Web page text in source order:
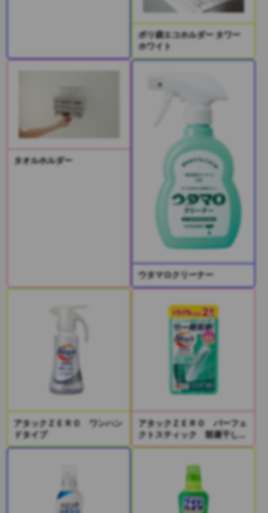
ポリ袋エコホルダー タワー
ホワイト
タオルホルダー
ウタマロクリーナー
アタックＺＥＲＯ ワンハン
ドタイプ
アタックＺＥＲＯ パーフェ
クトスティック 部屋干し
２本入り